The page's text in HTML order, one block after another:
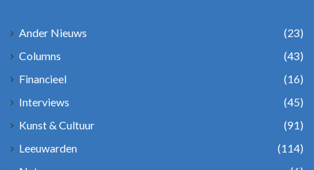
Ander Nieuws
(23)
Columns
(43)
Financieel
(16)
Interviews
(45)
Kunst & Cultuur
(91)
Leeuwarden
(114)